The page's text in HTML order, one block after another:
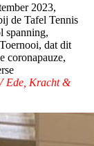
2023,
de Tafel Tennis
spanning,
dat dit
coronapauze,
Ede, Kracht &